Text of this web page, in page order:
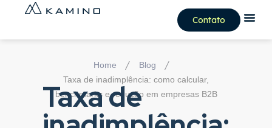
Contato
Home / Blog /
Taxa de inadimplência: como calcular,
benchmarks e redução em empresas B2B
Taxa de